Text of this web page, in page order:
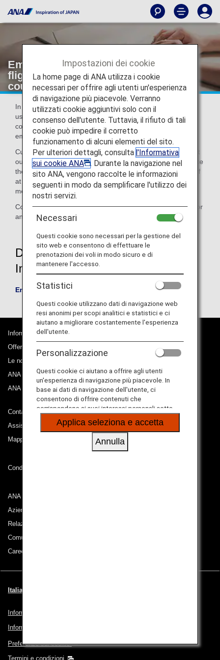
Emergency Contact Information for
flights departing from EU member
countries and the UK
In accordance with EU and UK regulations, customers that
use an ANA-operated flight departing from EU member
countries and the UK can, if they so wish, register
emergency contact details with ANA in case of accident.
Customers that wish to register this information should print
out the emergency contact information form below, complete
the required sections of the form, and hand it to airport staff
at the boarding gate on the day of departure from EU
member countries and the UK.
Collected emergency contact information will not be used for
any other commercial purpose.
Download the Emergency Contact
Information form
Emergency Contact Information (PDF/76 KB)
Informazioni su ANA
Offerte e annunci
Le nostre destinazioni
ANA Experience
ANA Mileage Club
Contatti ANA
Assistenza tecnica (Accessibilità)
Mappa del sito
Condizioni di trasporto
ANA Group
Aziende appartenenti al gruppo
Relazioni con gli azionisti
Comunicati stampa
Careers (English Only)
Italiano | Italy (Scegli la città e la lingua)
Informativa sulla privacy
Informativa sui cookie
Preferenze sui cookie
Termini e condizioni
Impostazioni dei cookie
La home page di ANA utilizza i cookie
necessari per offrire agli utenti un'esperienza
di navigazione più piacevole. Verranno
utilizzati cookie aggiuntivi solo con il
consenso dell'utente. Tuttavia, il rifiuto di tali
cookie può impedire il corretto
funzionamento di alcuni elementi del sito.
Per ulteriori dettagli, consulta l'Informativa
sui cookie ANA
. Durante la navigazione nel
sito ANA, vengono raccolte le informazioni
seguenti in modo da semplificare l'utilizzo dei
nostri servizi.
Necessari
Questi cookie sono necessari per la gestione del
sito web e consentono di effettuare le
prenotazioni dei voli in modo sicuro e di
mantenere l'accesso.
Statistici
Questi cookie utilizzano dati di navigazione web
resi anonimi per scopi analitici e statistici e ci
aiutano a migliorare costantemente l'esperienza
dell'utente.
Personalizzazione
Questi cookie ci aiutano a offrire agli utenti
un'esperienza di navigazione più piacevole. In
base ai dati di navigazione dell'utente, ci
consentono di offrire contenuti che
corrispondono ai suoi interessi personali sotto
forma di siti web, e-mail, social media e pubblicità.
Applica seleziona e accetta
Annulla